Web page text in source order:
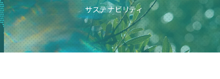
サステナビリティ